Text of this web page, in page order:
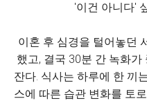
'이건 아니다'
이혼 후 심경을 털어놓던
했고, 결국 30분 간 녹화
잔다. 식사는 하루에 한 끼
스에 따른 습관 변화를 토